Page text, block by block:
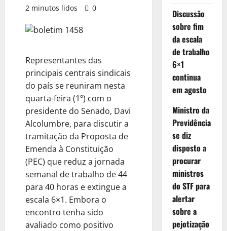
2 minutos lidos
0
Representantes das
principais centrais sindicais
do país se reuniram nesta
quarta-feira (1º) com o
presidente do Senado, Davi
Alcolumbre, para discutir a
tramitação da Proposta de
Emenda à Constituição
(PEC) que reduz a jornada
semanal de trabalho de 44
para 40 horas e extingue a
escala 6×1. Embora o
encontro tenha sido
avaliado como positivo
Discussão
sobre fim
da escala
de trabalho
6×1
continua
em agosto
Ministro da
Previdência
se diz
disposto a
procurar
ministros
do STF para
alertar
sobre a
pejotização